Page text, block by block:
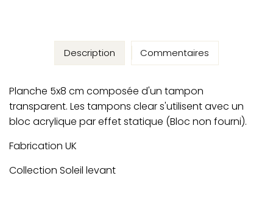
Description
Planche 5x8 cm composée d'un tampon
transparent. Les tampons clear s'utilisent avec un
bloc acrylique par effet statique (Bloc non fourni).
Fabrication UK
Collection Soleil levant
Commentaires